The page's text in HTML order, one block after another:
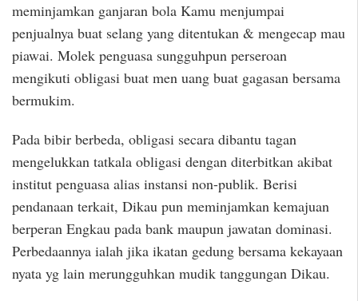
meminjamkan ganjaran bola Kamu menjumpai
penjualnya buat selang yang ditentukan & mengecap mau
piawai. Molek penguasa sungguhpun perseroan
mengikuti obligasi buat men uang buat gagasan bersama
bermukim.
Pada bibir berbeda, obligasi secara dibantu tagan
mengelukkan tatkala obligasi dengan diterbitkan akibat
institut penguasa alias instansi non-publik. Berisi
pendanaan terkait, Dikau pun meminjamkan kemajuan
berperan Engkau pada bank maupun jawatan dominasi.
Perbedaannya ialah jika ikatan gedung bersama kekayaan
nyata yg lain merungguhkan mudik tanggungan Dikau.